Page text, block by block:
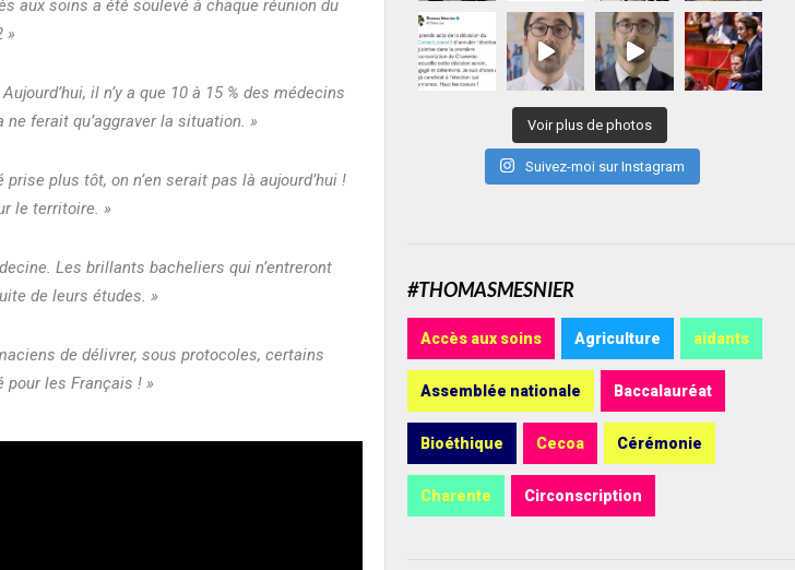
aux soins a été soulevé à chaque réunion du
»
il n’y a que 10 à 15 % des médecins
ferait qu’aggraver la situation. »
plus tôt, on n’en serait pas là aujourd’hui !
le territoire. »
Les brillants bacheliers qui n’entreront
de leurs études. »
de délivrer, sous protocoles, certains
les Français ! »
Voir plus de photos
Suivez-moi sur Instagram
#THOMASMESNIER
Accès aux soins Agriculture aidants
Assemblée nationale Baccalauréat
Bioéthique Cecoa Cérémonie
Charente Circonscription